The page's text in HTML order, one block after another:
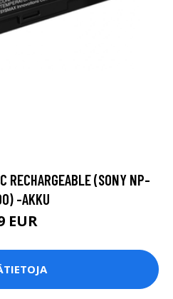
RECHARGEABLE (SONY NP-
-AKKU
EUR